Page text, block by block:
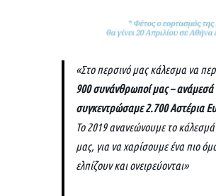
«Στο περσινό μας κάλεσμα να
900 συνάνθρωποί μας – ανάμεσά
συγκεντρώσαμε 2.700 Αστέρια
Το 2019 ανανεώνουμε το
μας, για να χαρίσουμε ένα πιο
ελπίζουν και ονειρεύονται»